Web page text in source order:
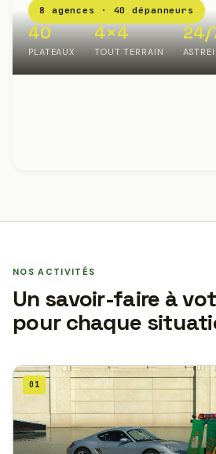
8 agences · 40 dépanneurs
40
PLATEAUX
4×4
TOUT TERRAIN
24/
NOS ACTIVITÉS
Un savoir-faire à
pour chaque
01